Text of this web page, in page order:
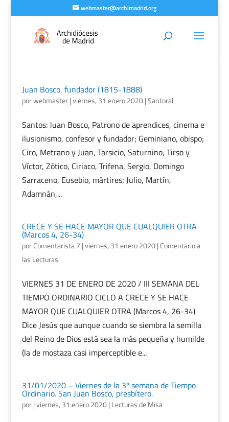
webmaster@archimadrid.org
Juan Bosco, fundador (1815-1888)
porwebmaster|viernes, 31 enero 2020|Santoral
Santos: Juan Bosco, Patrono de aprendices, cinema e
ilusionismo, confesor y fundador; Geminiano, obispo;
Ciro, Metrano y Juan, Tarsicio, Saturnino, Tirso y
Víctor, Zótico, Ciriaco, Trifena, Sergio, Domingo
Sarraceno, Eusebio, mártires; Julio, Martín,
Adamnán,...
CRECE Y SE HACE MAYOR QUE CUALQUIER OTRA
(Marcos 4, 26-34)
porComentarista 7 |viernes, 31 enero 2020|Comentario a
las Lecturas
VIERNES 31 DE ENERO DE 2020 / III SEMANA DEL
TIEMPO ORDINARIO CICLO A CRECE Y SE HACE
MAYOR QUE CUALQUIER OTRA (Marcos 4, 26-34)
Dice Jesús que aunque cuando se siembra la semilla
del Reino de Dios está sea la más pequeña y humilde
(la de mostaza casi imperceptible e...
31/01/2020 – Viernes de la 3ª semana de Tiempo
Ordinario. San Juan Bosco, presbítero.
por|viernes, 31 enero 2020| Lecturas de Misa